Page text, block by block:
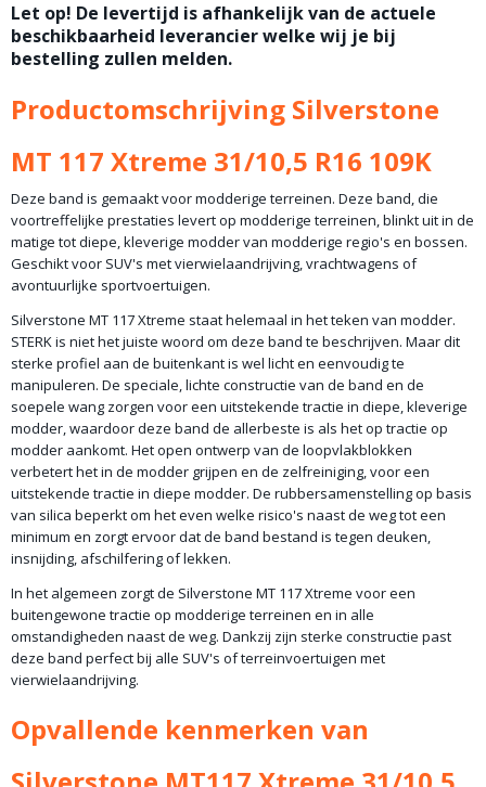
Let op! De levertijd is afhankelijk van de actuele
beschikbaarheid leverancier welke wij je bij
bestelling zullen melden.
Productomschrijving Silverstone
MT 117 Xtreme 31/10,5 R16 109K
Deze band is gemaakt voor modderige terreinen. Deze band, die
voortreffelijke prestaties levert op modderige terreinen, blinkt uit in de
matige tot diepe, kleverige modder van modderige regio's en bossen.
Geschikt voor SUV's met vierwielaandrijving, vrachtwagens of
avontuurlijke sportvoertuigen.
Silverstone MT 117 Xtreme staat helemaal in het teken van modder.
STERK is niet het juiste woord om deze band te beschrijven. Maar dit
sterke profiel aan de buitenkant is wel licht en eenvoudig te
manipuleren. De speciale, lichte constructie van de band en de
soepele wang zorgen voor een uitstekende tractie in diepe, kleverige
modder, waardoor deze band de allerbeste is als het op tractie op
modder aankomt. Het open ontwerp van de loopvlakblokken
verbetert het in de modder grijpen en de zelfreiniging, voor een
uitstekende tractie in diepe modder. De rubbersamenstelling op basis
van silica beperkt om het even welke risico's naast de weg tot een
minimum en zorgt ervoor dat de band bestand is tegen deuken,
insnijding, afschilfering of lekken.
In het algemeen zorgt de Silverstone MT 117 Xtreme voor een
buitengewone tractie op modderige terreinen en in alle
omstandigheden naast de weg. Dankzij zijn sterke constructie past
deze band perfect bij alle SUV's of terreinvoertuigen met
vierwielaandrijving.
Opvallende kenmerken van